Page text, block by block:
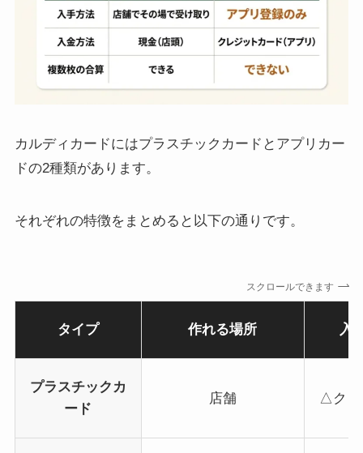
カルディカードにはプラスチックカードとアプリカー
ドの2種類があります。
それぞれの特徴をまとめると以下の通りです。
スクロールできます
タイプ 作れる場所 入
プラスチックカ
ード
店舗
△クレ